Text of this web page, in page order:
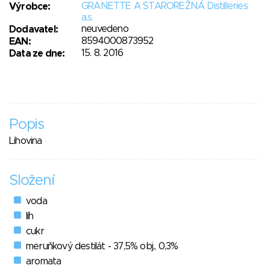
Výrobce:
GRANETTE A STAROREŽNÁ Distilleries
a.s.
Dodavatel:
neuvedeno
EAN:
8594000873952
Data ze dne:
15. 8. 2016
Popis
Lihovina
Složení
voda
líh
cukr
meruňkový destilát - 37,5% obj., 0,3%
aromata